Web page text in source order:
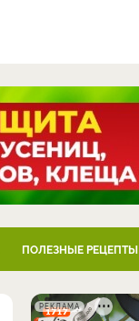
ПОЛЕЗНЫЕ РЕЦЕПТЫ
РЕКЛАМА